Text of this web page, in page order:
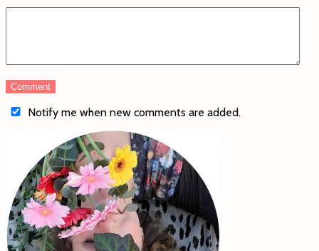
Notify me when new comments are added.